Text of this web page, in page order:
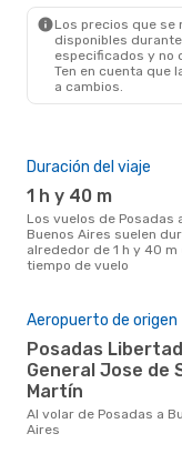
Los precios que se
disponibles
especificados y no
Ten en cuenta que
a cambios.
Duración del viaje
1 h y 40 m
Los vuelos de Posadas a
Buenos Aires suelen
alrededor de 1 h y 40 m
tiempo de vuelo
Aeropuerto de origen
Posadas Libertador
General Jose de
Martín
Al volar de Posadas a Buenos
Aires